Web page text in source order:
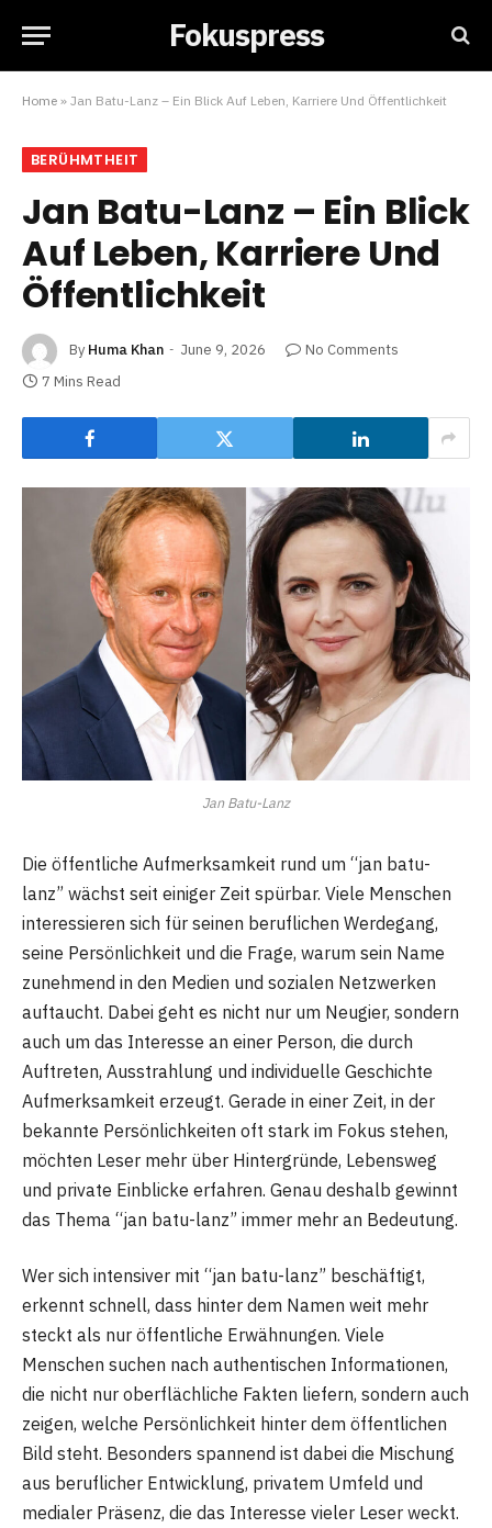
Fokuspress
Home » Jan Batu-Lanz – Ein Blick Auf Leben, Karriere Und Öffentlichkeit
BERÜHMTHEIT
Jan Batu-Lanz – Ein Blick
Auf Leben, Karriere Und
Öffentlichkeit
By Huma Khan June 9, 2026
No Comments
7 Mins Read
Jan Batu-Lanz
Die öffentliche Aufmerksamkeit rund um “jan batu-
lanz” wächst seit einiger Zeit spürbar. Viele Menschen
interessieren sich für seinen beruflichen Werdegang,
seine Persönlichkeit und die Frage, warum sein Name
zunehmend in den Medien und sozialen Netzwerken
auftaucht. Dabei geht es nicht nur um Neugier, sondern
auch um das Interesse an einer Person, die durch
Auftreten, Ausstrahlung und individuelle Geschichte
Aufmerksamkeit erzeugt. Gerade in einer Zeit, in der
bekannte Persönlichkeiten oft stark im Fokus stehen,
möchten Leser mehr über Hintergründe, Lebensweg
und private Einblicke erfahren. Genau deshalb gewinnt
das Thema “jan batu-lanz” immer mehr an Bedeutung.
Wer sich intensiver mit “jan batu-lanz” beschäftigt,
erkennt schnell, dass hinter dem Namen weit mehr
steckt als nur öffentliche Erwähnungen. Viele
Menschen suchen nach authentischen Informationen,
die nicht nur oberflächliche Fakten liefern, sondern auch
zeigen, welche Persönlichkeit hinter dem öffentlichen
Bild steht. Besonders spannend ist dabei die Mischung
aus beruflicher Entwicklung, privatem Umfeld und
medialer Präsenz, die das Interesse vieler Leser weckt.